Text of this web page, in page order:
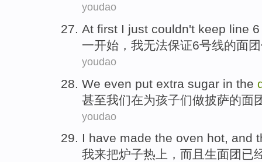
youdao
At first I just couldn't keep line 6
一开始， 我无法保证6号线的面团
youdao
We even put extra sugar in the
甚至我们在为孩子们做披萨的面
youdao
I have made the oven hot, and
我来把炉子热上 ， 而且 生面团 已